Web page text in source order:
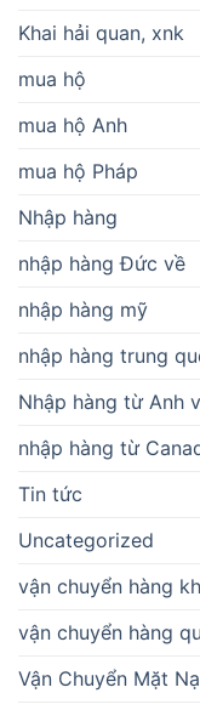
Khai hải quan, xnk
mua hộ
mua hộ Anh
mua hộ Pháp
Nhập hàng
nhập hàng Đức về
nhập hàng mỹ
nhập hàng trung
Nhập hàng từ Anh
nhập hàng từ
Tin tức
Uncategorized
vận chuyển hàng
vận chuyển hàng
Vận Chuyển Mặt